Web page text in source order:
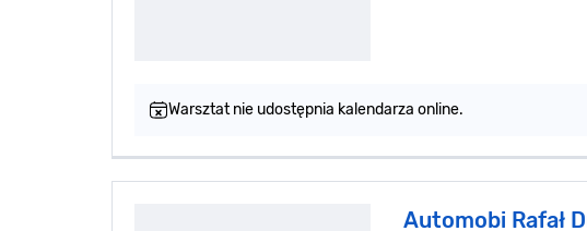
Warsztat nie udostępnia kalendarza online.
Automobi Rafał